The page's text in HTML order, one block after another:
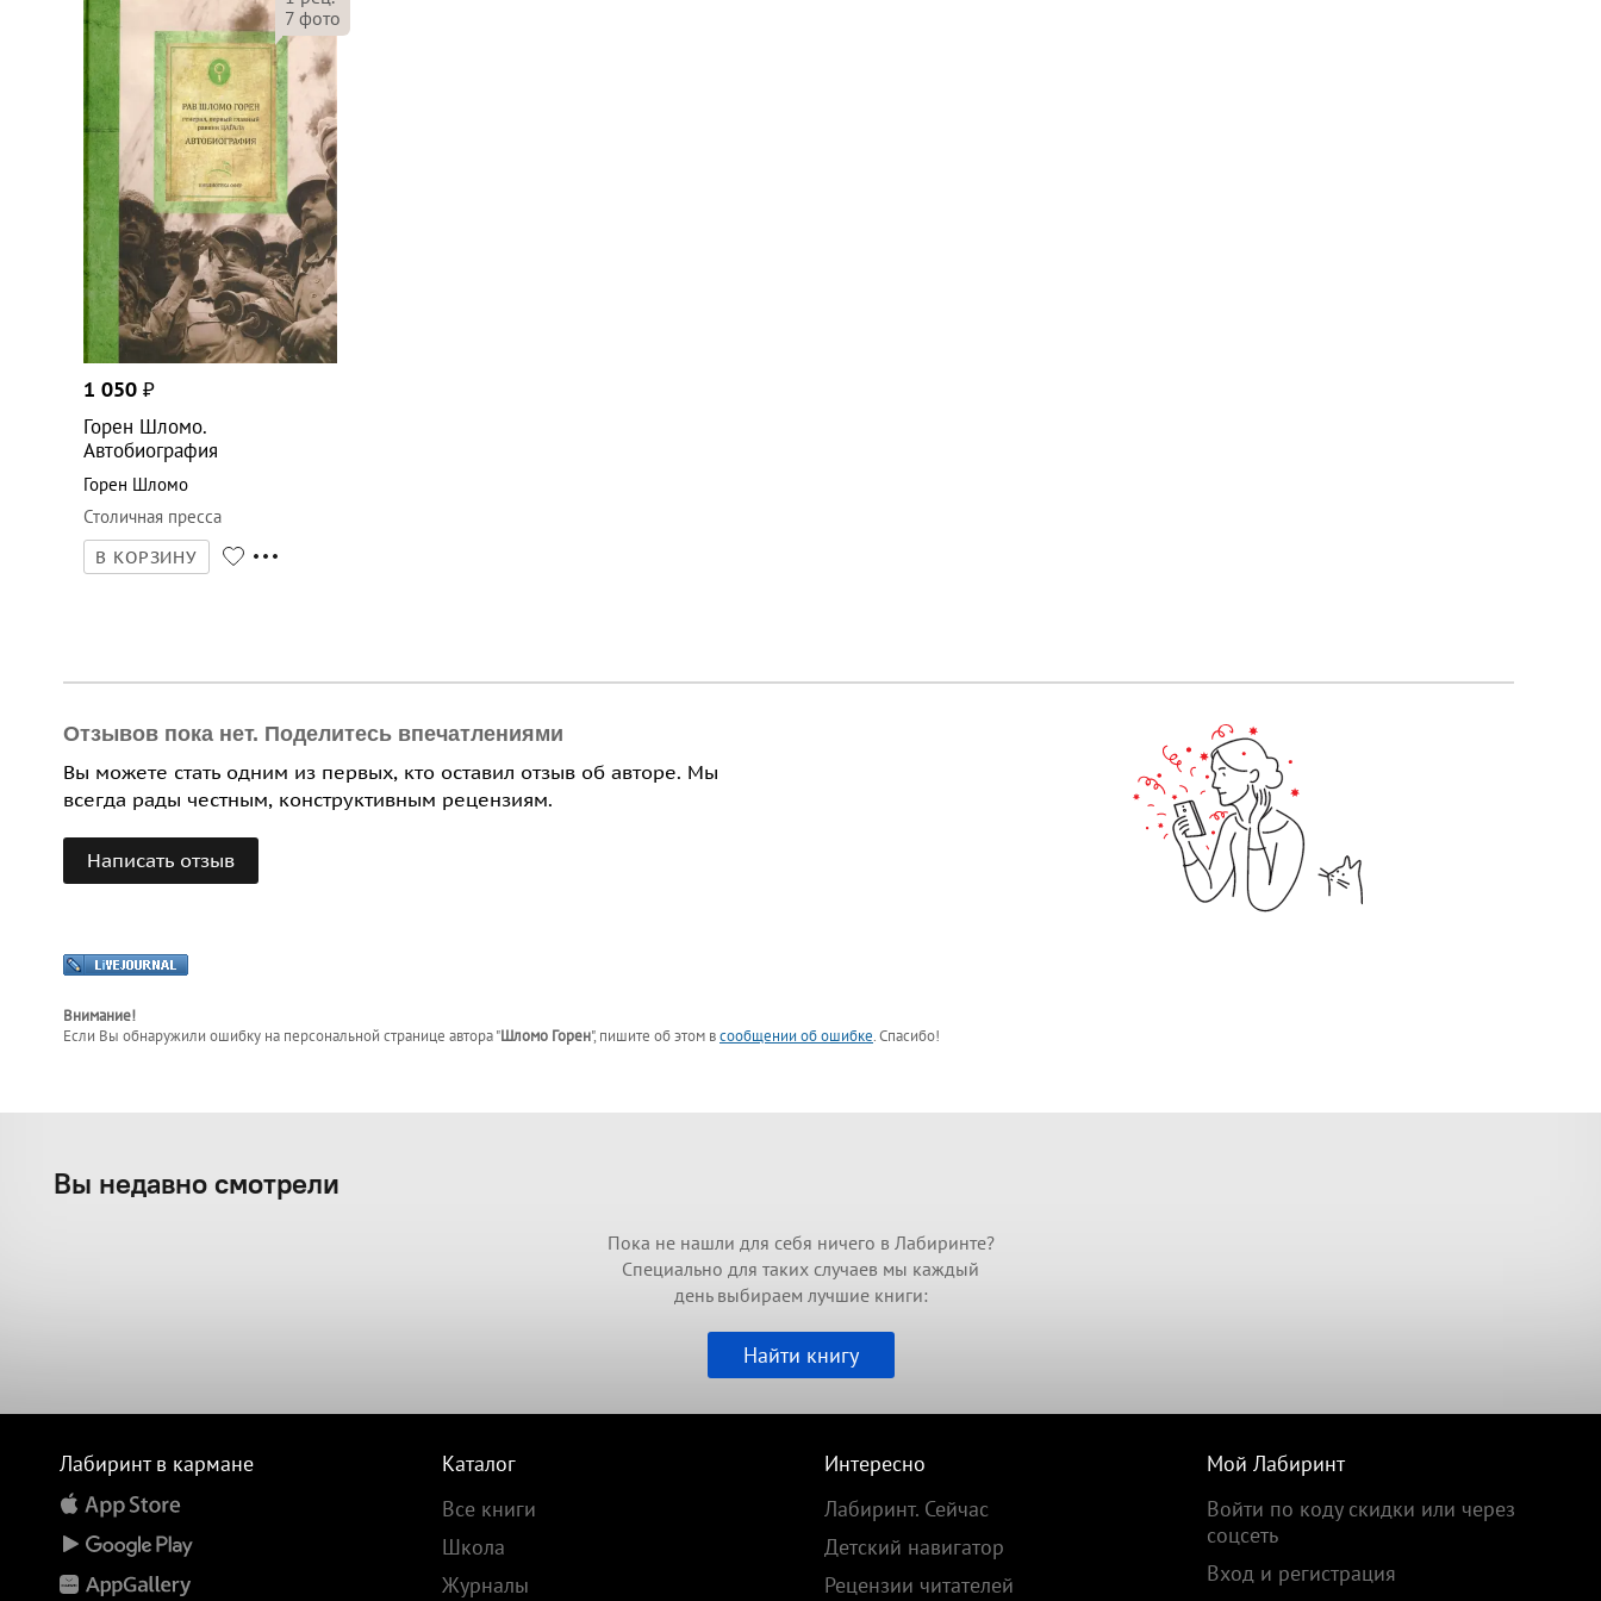
7фото
1 050 ₽
Горен Шломо.
Автобиография
Горен Шломо
Столичная пресса
В КОРЗИНУ
Отзывов пока нет. Поделитесь впечатлениями
Вы можете стать одним из первых, кто оставил отзыв об авторе. Мы
всегда рады честным, конструктивным рецензиям.
Написать отзыв
Внимание!
Если Вы обнаружили ошибку на персональной странице автора "Шломо Горен", пишите об этом всообщении об ошибке. Спасибо!
Вы недавно смотрели
Пока не нашли для себя ничего в Лабиринте?
Специально для таких случаев мы каждый
день выбираем лучшие книги:
Найти книгу
Лабиринт в кармане
Каталог
Все книги
Школа
Журналы
Интересно
Лабиринт. Сейчас
Детский навигатор
Рецензии читателей
Мой Лабиринт
Войти по коду скидки или через
соцсеть
Вход и регистрация